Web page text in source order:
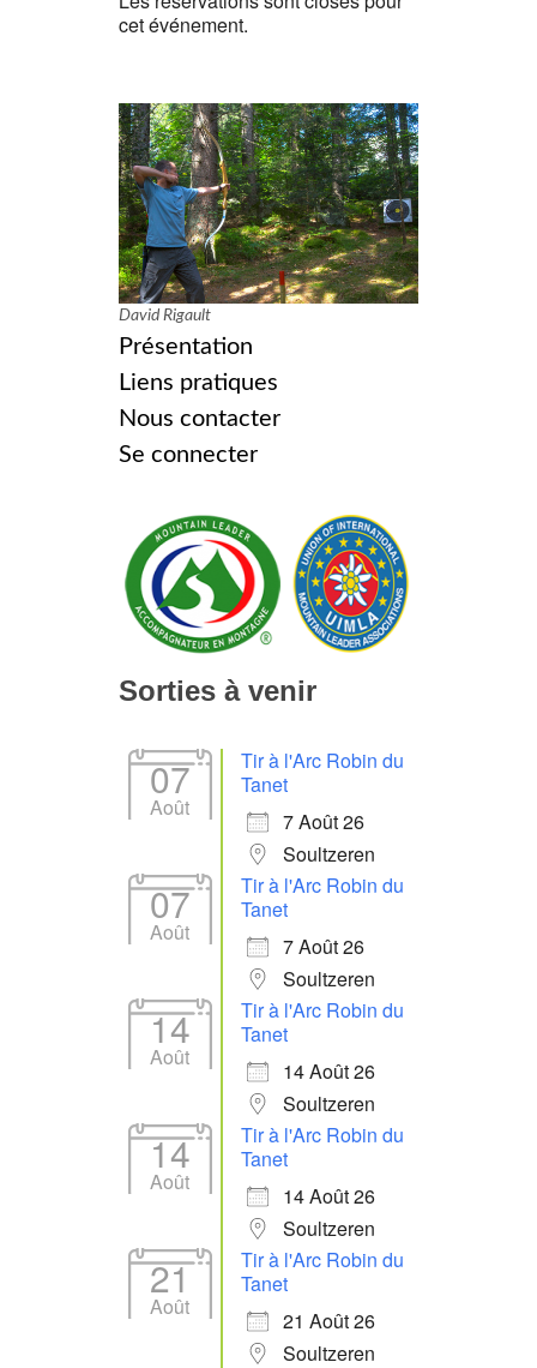
cet événement.
David Rigault
Présentation
Liens pratiques
Nous contacter
Se connecter
Sorties à venir
07
Août
Tir à l'Arc Robin du
Tanet
7 Août 26
Soultzeren
07
Août
Tir à l'Arc Robin du
Tanet
7 Août 26
Soultzeren
14
Août
Tir à l'Arc Robin du
Tanet
14 Août 26
Soultzeren
14
Août
Tir à l'Arc Robin du
Tanet
14 Août 26
Soultzeren
21
Août
Tir à l'Arc Robin du
Tanet
21 Août 26
Soultzeren